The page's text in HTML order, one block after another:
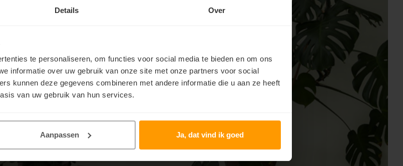
Details Over
te personaliseren, om functies voor social media te bieden en om ons
informatie over uw gebruik van onze site met onze partners voor social
kunnen deze gegevens combineren met andere informatie die u aan ze heeft
van uw gebruik van hun services.
Aanpassen Ja, dat vind ik goed